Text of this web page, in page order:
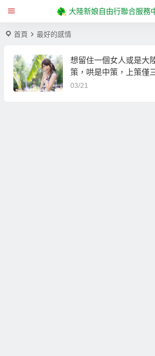
大陸新娘自由行聯合服務
首頁 最好的感情
想留住一個女人或是大
策，哄是中策，上策僅
03/21